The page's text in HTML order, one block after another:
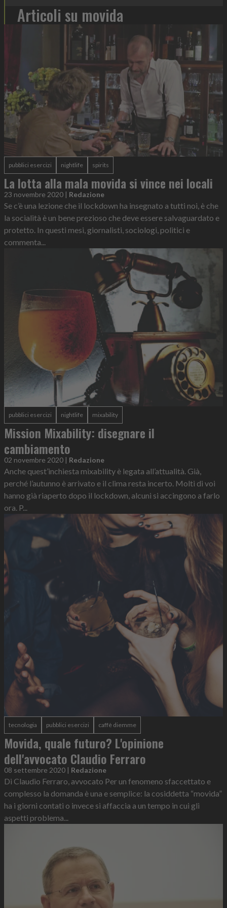
Articoli su movida
pubblici esercizi nightlife spirits
La lotta alla mala movida si vince nei locali
23 novembre 2020 | Redazione
Se c’è una lezione che il lockdown ha insegnato a tutti noi, è che
la socialità è un bene prezioso che deve essere salvaguardato e
protetto. In questi mesi, giornalisti, sociologi, politici e
commenta...
pubblici esercizi nightlife mixability
Mission Mixability: disegnare il
cambiamento
02 novembre 2020 | Redazione
Anche quest’inchiesta mixability è legata all’attualità. Già,
perché l’autunno è arrivato e il clima resta incerto. Molti di voi
hanno già riaperto dopo il lockdown, alcuni si accingono a farlo
ora. P...
tecnologia pubblici esercizi caffè diemme
Movida, quale futuro? L'opinione
dell'avvocato Claudio Ferraro
08 settembre 2020 | Redazione
Di Claudio Ferraro, avvocato Per un fenomeno sfaccettato e
complesso la domanda è una e semplice: la cosiddetta “movida”
ha i giorni contati o invece si affaccia a un tempo in cui gli
aspetti problema...